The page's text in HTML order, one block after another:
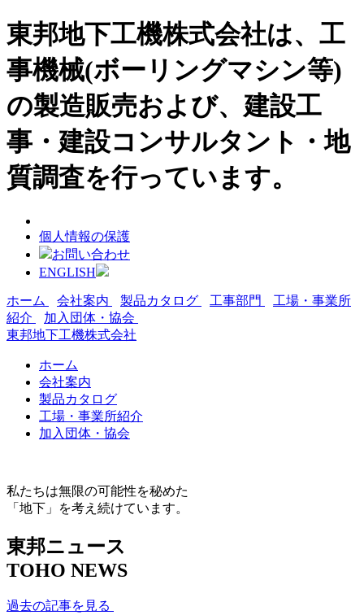
東邦地下工機株式会社は、工
事機械(ボーリングマシン等)
の製造販売および、建設工
事・建設コンサルタント・地
質調査を行っています。
個人情報の保護
お問い合わせ
ENGLISH
ホーム 会社案内 製品カタログ 工事部門
工場・事業所
紹介
加入団体・協会
東邦地下工機株式会社
ホーム
会社案内
製品カタログ
工場・事業所紹介
加入団体・協会
私たちは無限の可能性を秘めた
「地下」を考え続けています。
東邦ニュース
TOHO NEWS
過去の記事を見る